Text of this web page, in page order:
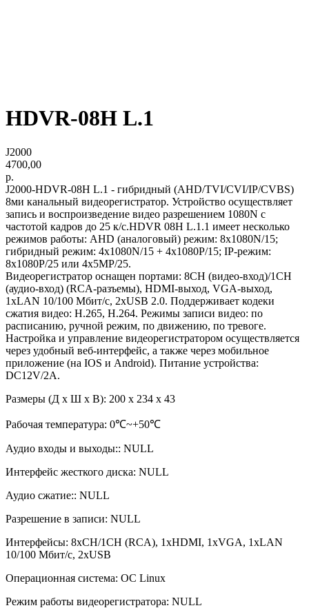
HDVR-08H L.1
J2000
4700,00
р.
J2000-HDVR-08H L.1 - гибридный (AHD/TVI/CVI/IP/CVBS)
8ми канальный видеорегистратор. Устройство осуществляет
запись и воспроизведение видео разрешением 1080N с
частотой кадров до 25 к/с.HDVR 08H L.1.1 имеет несколько
режимов работы: AHD (аналоговый) режим: 8x1080N/15;
гибридный режим: 4x1080N/15 + 4x1080P/15; IP-режим:
8x1080P/25 или 4x5MP/25.
Видеорегистратор оснащен портами: 8CH (видео-вход)/1CH
(аудио-вход) (RCA-разъемы), HDMI-выход, VGA-выход,
1xLAN 10/100 Мбит/с, 2xUSB 2.0. Поддерживает кодеки
сжатия видео: H.265, H.264. Режимы записи видео: по
расписанию, ручной режим, по движению, по тревоге.
Настройка и управление видеорегистратором осуществляется
через удобный веб-интерфейс, а также через мобильное
приложение (на IOS и Android). Питание устройства:
DC12V/2A.
Размеры (Д х Ш х В): 200 x 234 x 43
Рабочая температура: 0℃~+50℃
Аудио входы и выходы:: NULL
Интерфейс жесткого диска: NULL
Аудио сжатие:: NULL
Разрешение в записи: NULL
Интерфейсы: 8xCH/1CH (RCA), 1xHDMI, 1xVGA, 1xLAN
10/100 Мбит/с, 2xUSB
Операционная система: OС Linux
Режим работы видеорегистратора: NULL